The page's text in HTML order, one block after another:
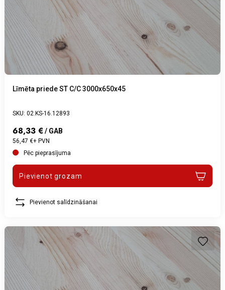
Līmēta priede ST C/C 3000x650x45
SKU: 02.KS-16.12893
68,33 € / GAB
56,47 €+ PVN
Pēc pieprasījuma
Pievienot grozam
Pievienot salīdzināšanai